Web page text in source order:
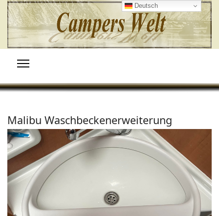
Deutsch
Malibu Waschbeckenerweiterung